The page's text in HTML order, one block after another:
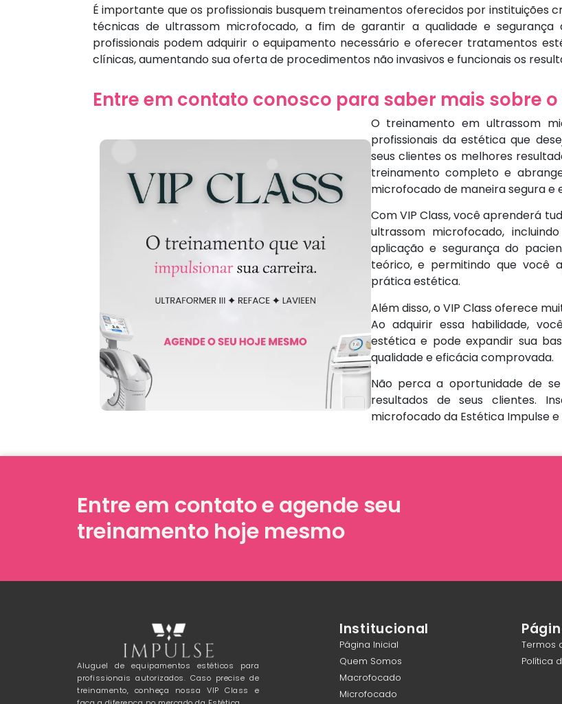
É importante que os profissionais busquem treinamentos oferecidos por instituições
técnicas de ultrassom microfocado, a fim de garantir a qualidade e
profissionais podem adquirir o equipamento necessário e oferecer tratamentos
clínicas, aumentando sua oferta de procedimentos não invasivos e funcionais os
Entre em contato conosco para saber mais sobre o
O treinamento em ultrassom
profissionais da estética que
seus clientes os melhores
treinamento completo e
microfocado de maneira segura e
Com VIP Class, você aprenderá
ultrassom microfocado,
aplicação e segurança do
teórico, e permitindo que você
prática estética.
Além disso, o VIP Class oferece
Ao adquirir essa habilidade,
estética e pode expandir sua
qualidade e eficácia comprovada.
Não perca a oportunidade de
resultados de seus clientes.
microfocado da Estética Impulse
Entre em contato e agende seu
treinamento hoje mesmo
Aluguel de equipamentos estéticos para
profissionais autorizados. Caso precise de
treinamento, conheça nossa VIP Class e
Institucional
Página Inicial
Quem Somos
Macrofocado
Microfocado
Termos
Política